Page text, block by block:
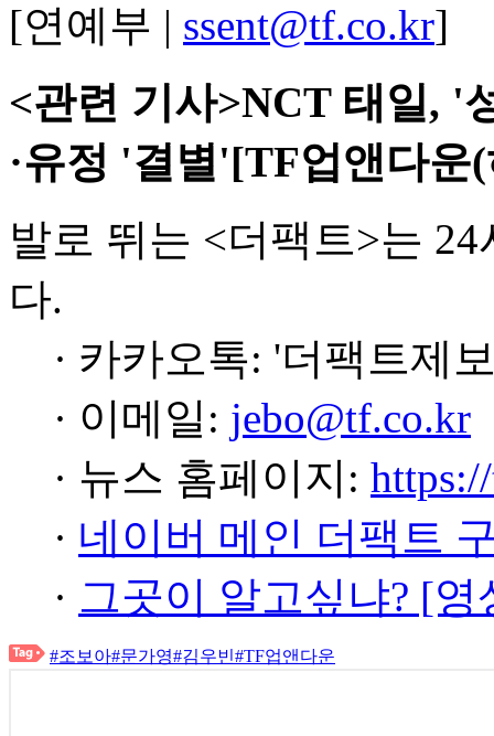
[연예부 | ssent@tf.co.kr]
<관련 기사>NCT 태일,
·유정 '결별'[TF업앤다운
발로 뛰는 <더팩트>는
다.
· 카카오톡: '더팩트제
· 이메일: jebo@tf.co.kr
· 뉴스 홈페이지:
· 네이버 메인 더팩트
· 그곳이 알고싶냐? [
#조보아#문가영#김우빈#TF업앤다운